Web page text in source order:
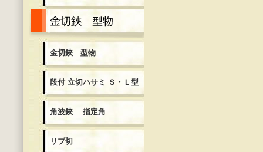
金切鋏 型物
段付 立切ハサミ Ｓ・Ｌ型
角波鋏 指定角
リブ切